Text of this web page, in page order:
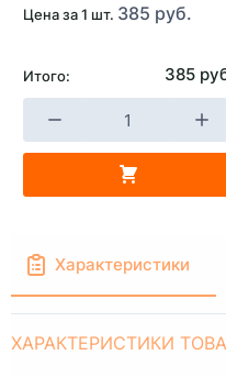
Цена за 1 шт. 385 руб.
Итого: 385
Характеристики
ХАРАКТЕРИСТИКИ